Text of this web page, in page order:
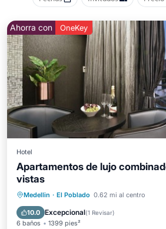
Ahorra con OneKey
Hotel
Apartamentos de lujo
vistas
Medellin · El Poblado 0.62 mi al centro
10.0 Excepcional(1 Revisar)
6 baños 1399 pies²
Bañera de hidromasaje
Cocina
Aire acondicionado